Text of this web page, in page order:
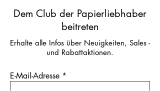
Dem Club der Papierliebhaber
beitreten
Erhalte alle Infos über Neuigkeiten, Sales -
und Rabattaktionen.
E-Mail-Adresse